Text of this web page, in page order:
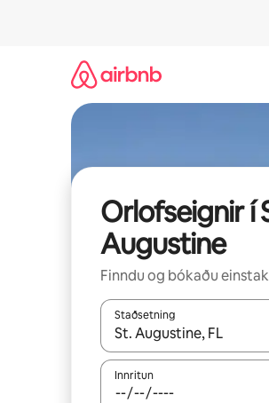
Orlofseignir í
Augustine
Finndu og bókaðu
Staðsetning
Þegar niðurstöður liggja
Innritun